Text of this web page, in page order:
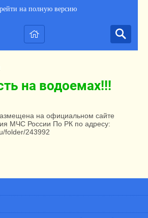
на полную версию
на водоемах!!!
на официальном сайте
МЧС России По РК по адресу:
folder/243992